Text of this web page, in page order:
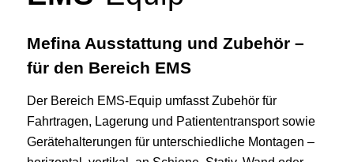
Mefina Ausstattung und Zubehör –
für den Bereich EMS
Der Bereich EMS‑Equip umfasst Zubehör für
Fahrtragen, Lagerung und Patiententransport sowie
Gerätehalterungen für unterschiedliche Montagen –